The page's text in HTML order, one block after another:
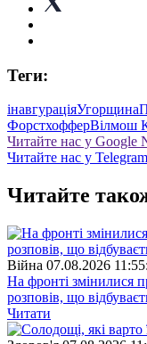
Теги:
інавгураціяУгорщина
ФорстхофферВілмош
Читайте нас у Google
Читайте нас у Telegram
Читайте
Війна 07.08.2026
На фронті змінилися
розповів, що
Читати